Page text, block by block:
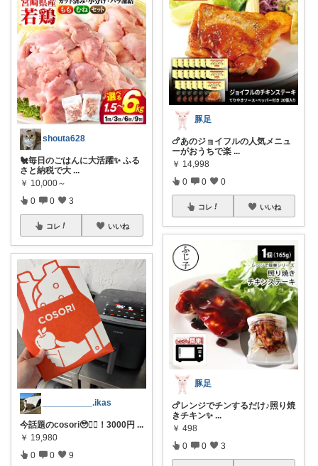
shouta628
🐔毎日のごはんに大活躍✨ ふる
さと納税で大 ...
￥ 10,000～
0 0 3
コレ いいね
__________.ikas
今話題のcosori🥹❤️‍🔥！3000円 ...
￥ 19,980
0 0 9
豚足
🍗あのジョイフルの人気メニュ
ーがおうちで楽 ...
￥ 14,998
0 0 0
コレ いいね
豚足
🍗レンジでチンするだけ♪照り焼
きチキン✨ ...
￥ 498
0 0 3